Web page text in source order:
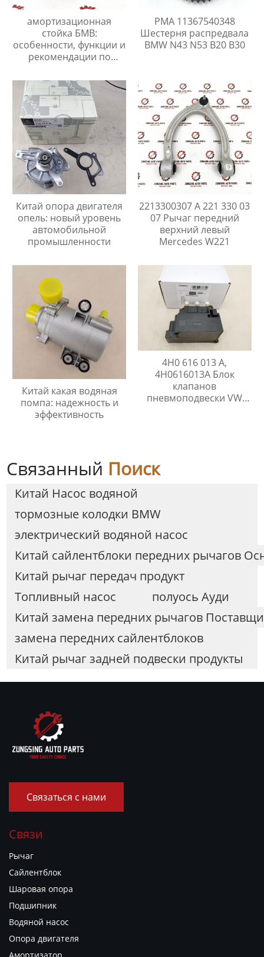
амортизационная
стойка БМВ:
особенности, функции и
рекомендации по
PMA 11367540348
Шестерня распредвала
BMW N43 N53 B20 B30
Китай опора двигателя
опель: новый уровень
автомобильной
промышленности
2213300307 A 221 330 03
07 Рычаг передний
верхний левый
Mercedes W221
Китай какая водяная
помпа: надежность и
эффективность
4H0 616 013 A,
4H0616013A Блок
клапанов
пневмоподвески VW
Связанный Поиск
Китай Насос водяной
тормозные колодки BMW
электрический водяной насос
Китай сайлентблоки передних рычагов
Китай рычаг передач продукт
Топливный насос
полуось Ауди
Китай замена передних рычагов
замена передних сайлентблоков
Китай рычаг задней подвески продукты
Связаться с нами
Связи
Рычаг
Сайлентблок
Шаровая опора
Подшипник
Водяной насос
Опора двигателя